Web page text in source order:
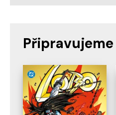
Připravujeme